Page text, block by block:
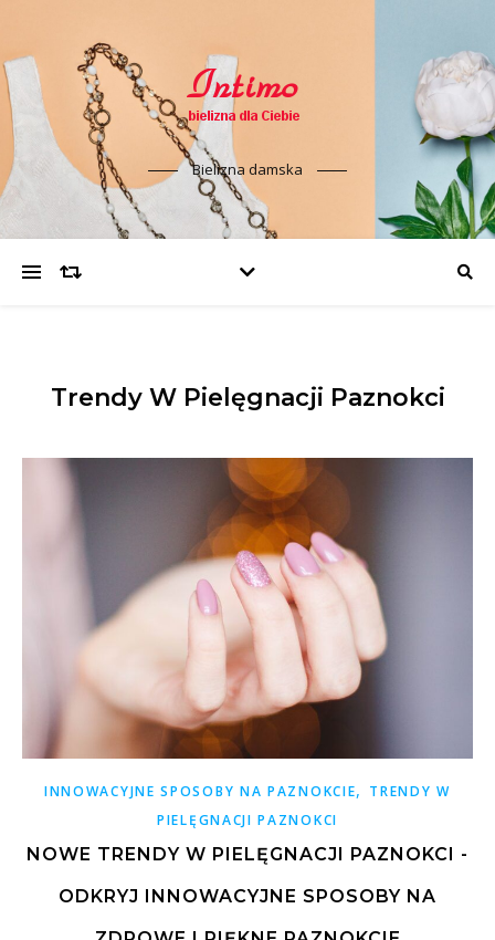
Bielizna damska
Trendy W Pielęgnacji Paznokci
INNOWACYJNE SPOSOBY NA PAZNOKCIE, TRENDY W
PIELĘGNACJI PAZNOKCI
NOWE TRENDY W PIELĘGNACJI PAZNOKCI -
ODKRYJ INNOWACYJNE SPOSOBY NA